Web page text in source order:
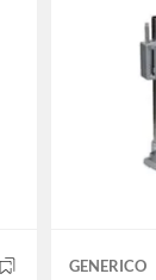
GENERICO